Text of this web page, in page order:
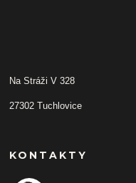
Na Stráži V 328
27302 Tuchlovice
KONTAKTY